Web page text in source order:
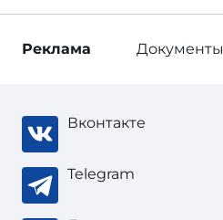
Реклама Документы
Вконтакте
Telegram